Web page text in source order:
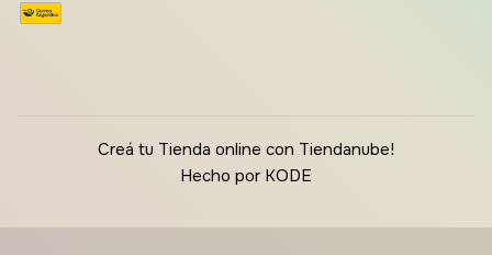
Creá tu Tienda online con Tiendanube!
Hecho por KODE